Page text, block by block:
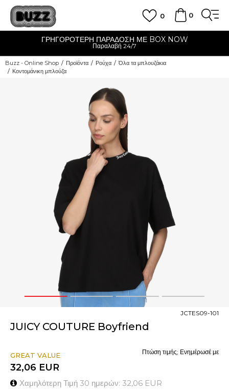
0
0
ΓΡΗΓΟΡΟΤΕΡΗ ΠΑΡΑΔΟΣΗ ΜΕ BOX NOW
Παραλαβή 24/7
Buzz - Online Shop Προϊόντα Ρούχα
Όλα τα μπλουζάκια
Κοντομάνικη μπλούζα
1 2 3 4
JUICY COUTURE Boyfriend
JCTES09-101
GREAT VALUE
32,06 EUR
Χαμηλότερη Τιμή 30 ημερών: 32,06 EUR
Πτώση τιμής; Ενημέρωσέ με